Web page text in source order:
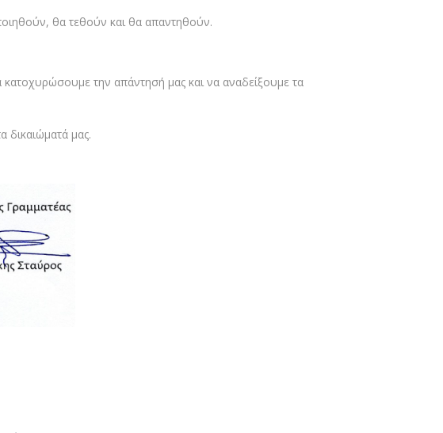
θα τεθούν και θα απαντηθούν.
κατοχυρώσουμε την απάντησή μας και να αναδείξουμε τα
δικαιώματά μας.